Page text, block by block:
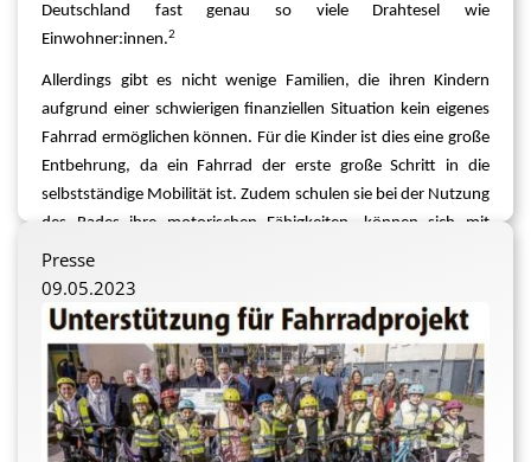
Deutschland fast genau so viele Drahtesel wie
Einwohner:innen.2
Allerdings gibt es nicht wenige Familien, die ihren Kindern
aufgrund einer schwierigen finanziellen Situation kein eigenes
Fahrrad ermöglichen können. Für die Kinder ist dies eine große
Entbehrung, da ein Fahrrad der erste große Schritt in die
selbstständige Mobilität ist. Zudem schulen sie bei der Nutzung
des Rades ihre motorischen Fähigkeiten, können sich mit
Freund:innen treffen und sich dabei parallel sportlich
betätigen. Gerade aktuell ist auch der Aspekt, dass Radfahren
gut für die Umwelt ist, nicht zu vernachlässigen, womit die
Kinder mit der Nutzung des Fahrrads aktiv zum Klimaschutz
beitragen und das Klimabewusstsein mit ins Erwachsenenalter
nehmen.
Die Verantwortlichen der Stiftung Kinderglück haben sich
Presse
09.05.2023